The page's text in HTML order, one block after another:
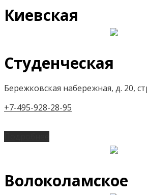
Киевская
Студенческая
Бережковская набережная, д. 20,
+7-495-928-28-95
Волоколамское